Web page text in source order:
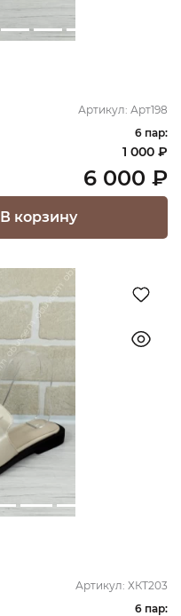
Артикул: Арт198
6 пар:
1 000 ₽
6 000 ₽
В корзину
Артикул: ХКТ203
6 пар: